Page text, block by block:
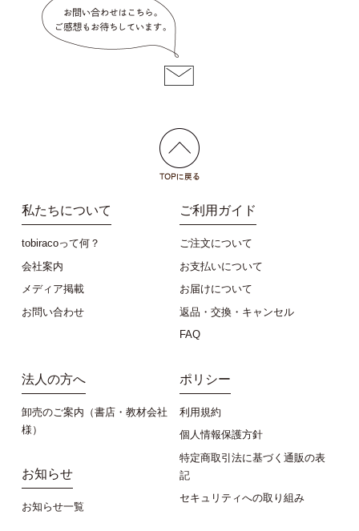
私たちについて
tobiracoって何？
会社案内
メディア掲載
お問い合わせ
ご利用ガイド
ご注文について
お支払いについて
お届けについて
返品・交換・キャンセル
FAQ
法人の方へ
卸売のご案内（書店・教材会社
様）
お知らせ
お知らせ一覧
ポリシー
利用規約
個人情報保護方針
特定商取引法に基づく通販の表
記
セキュリティへの取り組み